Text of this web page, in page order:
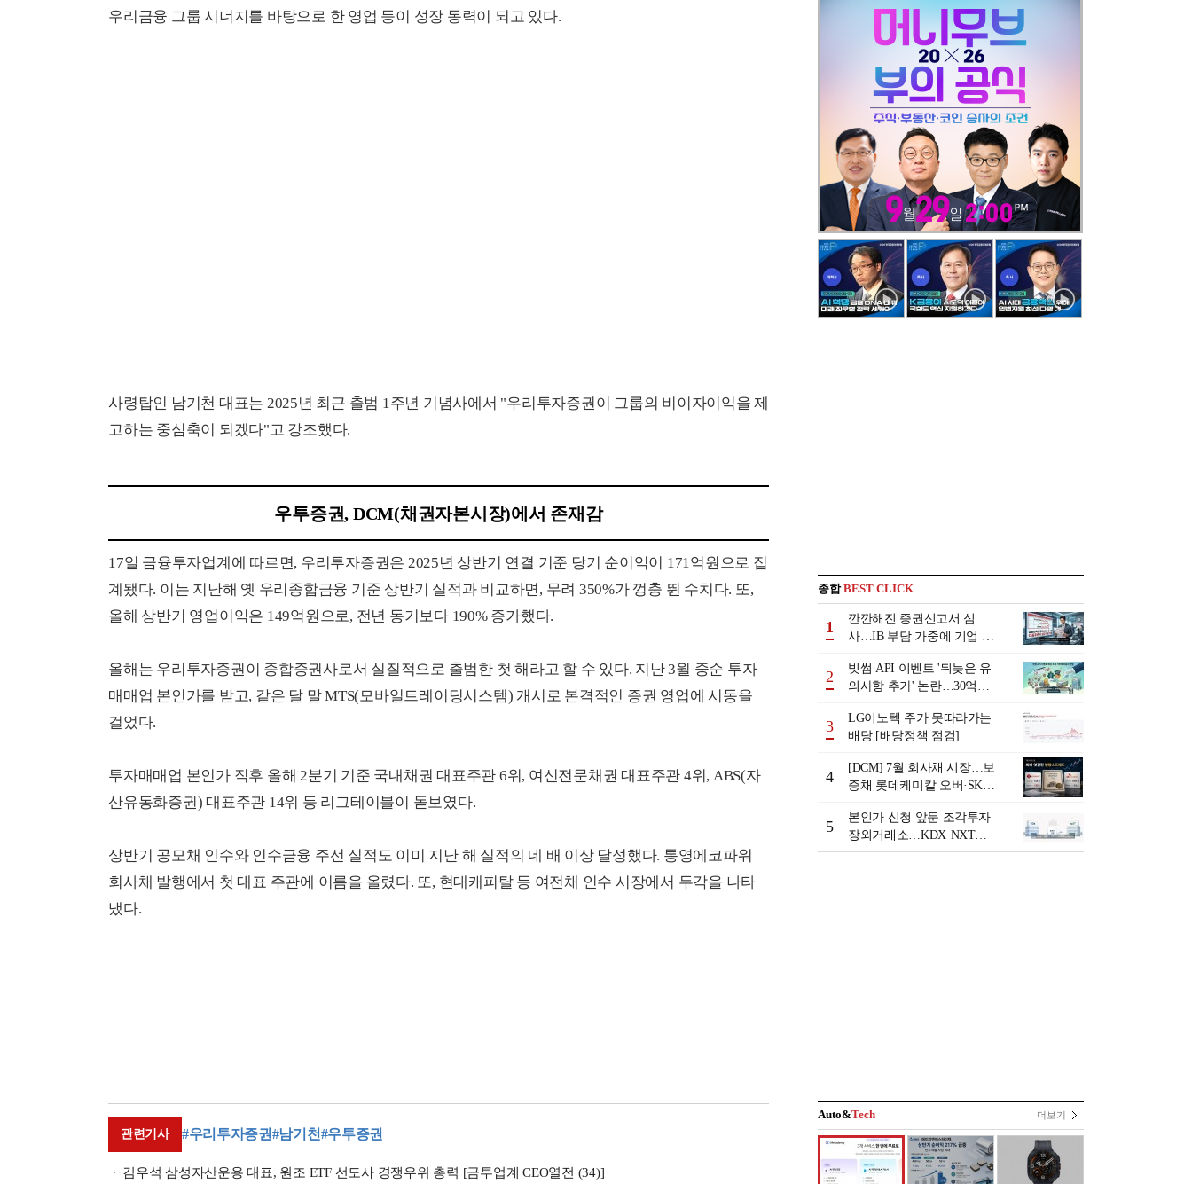
우리금융 그룹 시너지를 바탕으로 한 영업 등이 성장 동력이 되고 있다.
사령탑인 남기천 대표는 2025년 최근 출범 1주년 기념사에서 "우리투자증권이 그룹의 비이자이익을 제
고하는 중심축이 되겠다"고 강조했다.
우투증권, DCM(채권자본시장)에서 존재감
17일 금융투자업계에 따르면, 우리투자증권은 2025년 상반기 연결 기준 당기 순이익이 171억원으로 집
계됐다. 이는 지난해 옛 우리종합금융 기준 상반기 실적과 비교하면, 무려 350%가 껑충 뛴 수치다. 또,
올해 상반기 영업이익은 149억원으로, 전년 동기보다 190% 증가했다.
올해는 우리투자증권이 종합증권사로서 실질적으로 출범한 첫 해라고 할 수 있다. 지난 3월 중순 투자
매매업 본인가를 받고, 같은 달 말 MTS(모바일트레이딩시스템) 개시로 본격적인 증권 영업에 시동을
걸었다.
투자매매업 본인가 직후 올해 2분기 기준 국내채권 대표주관 6위, 여신전문채권 대표주관 4위, ABS(자
산유동화증권) 대표주관 14위 등 리그테이블이 돋보였다.
상반기 공모채 인수와 인수금융 주선 실적도 이미 지난 해 실적의 네 배 이상 달성했다. 통영에코파워
회사채 발행에서 첫 대표 주관에 이름을 올렸다. 또, 현대캐피탈 등 여전채 인수 시장에서 두각을 나타
냈다.
관련기사 #우리투자증권#남기천#우투증권
김우석 삼성자산운용 대표, 원조 ETF 선도사 경쟁우위 총력 [금투업계 CEO열전 (34)]
종합BEST CLICK
1
깐깐해진 증권신고서 심
사…IB 부담 가중에 기업 자
2
빗썸 API 이벤트 '뒤늦은 유
의사항 추가' 논란…30억원
발
3
LG이노텍 주가 못따라가는
배당 [배당정책 점검]
4
[DCM] 7월 회사채 시장…보
증채 롯데케미칼 오버·SK에
5
본인가 신청 앞둔 조각투자
장외거래소…KDX·NXT컨
소 막판 점검 ‘분주’
Auto&Tech 더보기